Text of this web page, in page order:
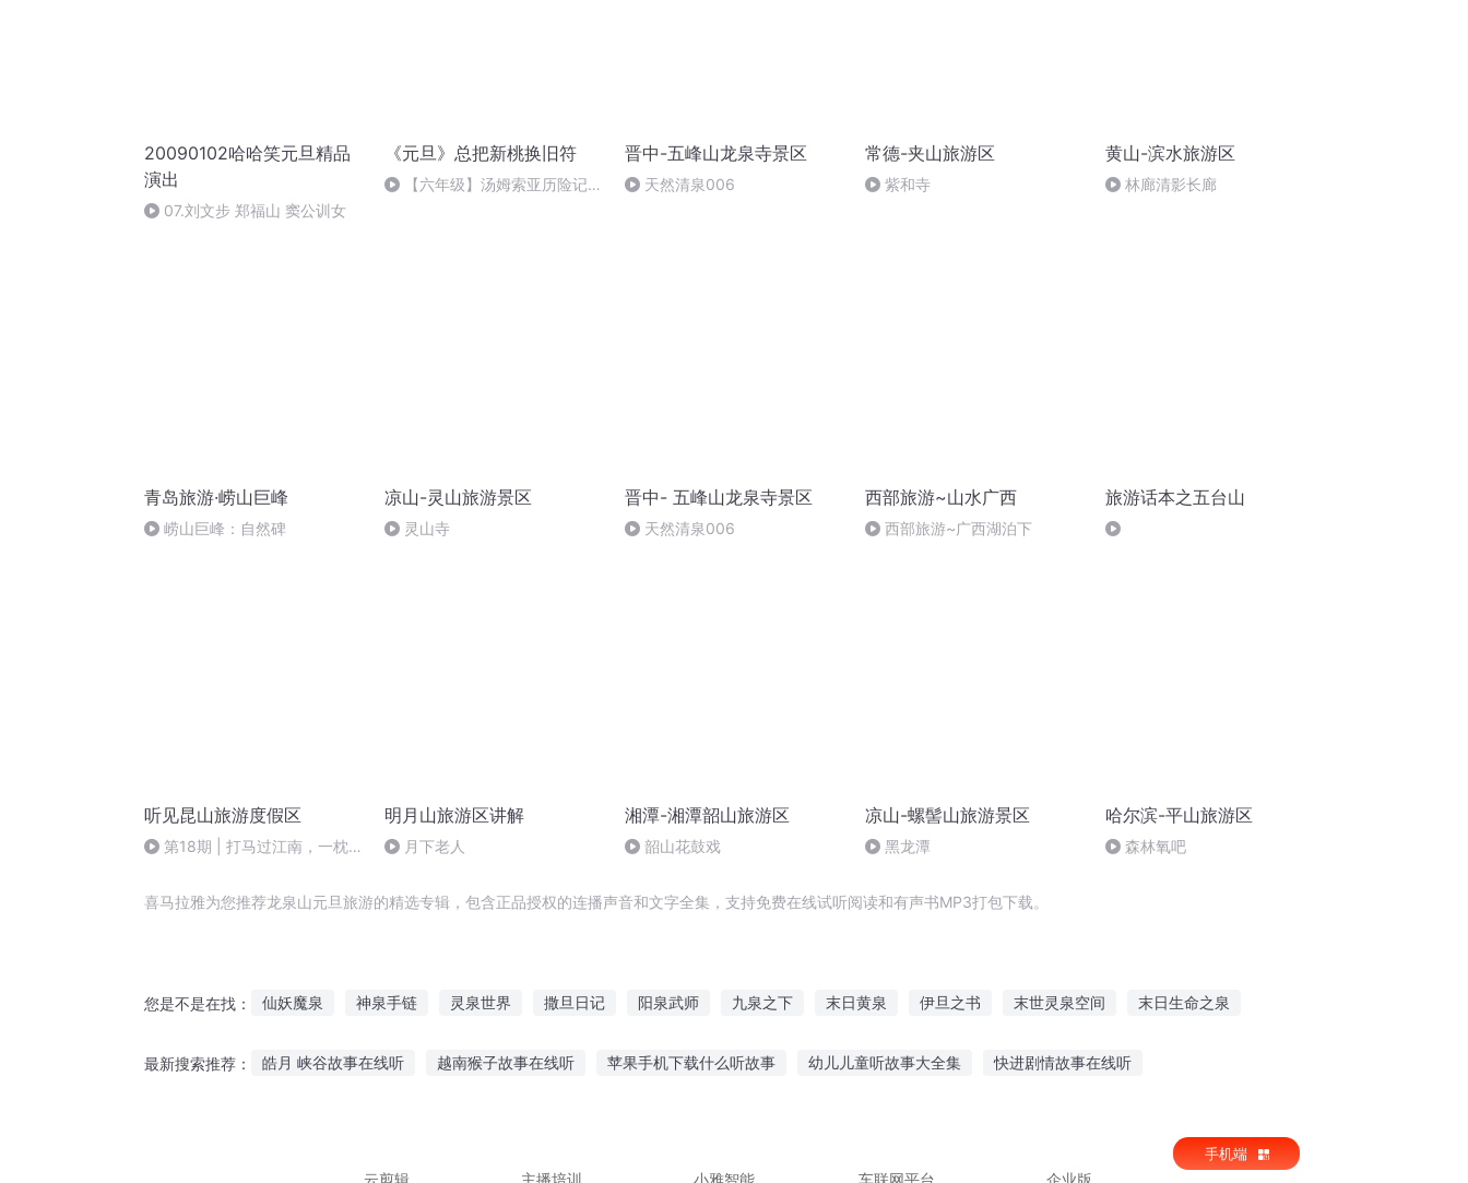
20090102哈哈笑元旦精品
演出
07.刘文步 郑福山 窦公训女
《元旦》总把新桃换旧符
【六年级】汤姆索亚历险记
晋中-五峰山龙泉寺景区
天然清泉006
常德-夹山旅游区
紫和寺
黄山-滨水旅游区
林廊清影长廊
青岛旅游·崂山巨峰
崂山巨峰：自然碑
凉山-灵山旅游景区
灵山寺
晋中- 五峰山龙泉寺景区
天然清泉006
西部旅游~山水广西
西部旅游~广西湖泊下
旅游话本之五台山
听见昆山旅游度假区
第18期 | 打马过江南，一枕
明月山旅游区讲解
月下老人
湘潭-湘潭韶山旅游区
韶山花鼓戏
凉山-螺髻山旅游景区
黑龙潭
哈尔滨-平山旅游区
森林氧吧
喜马拉雅为您推荐龙泉山元旦旅游的精选专辑，包含正品授权的连播声音和文字全集，支持免费在线试听阅读和有声书MP3打包下载。
您是不是在找： 仙妖魔泉 神泉手链 灵泉世界 撒旦日记 阳泉武师 九泉之下 末日黄泉 伊旦之书 末世灵泉空间 末日生命之泉
最新搜索推荐： 皓月 峡谷故事在线听 越南猴子故事在线听 苹果手机下载什么听故事 幼儿儿童听故事大全集 快进剧情故事在线听
云剪辑
主播培训 小雅智能 车联网平台 企业版
手机端